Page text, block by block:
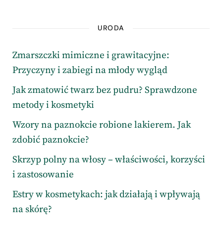
URODA
Zmarszczki mimiczne i grawitacyjne:
Przyczyny i zabiegi na młody wygląd
Jak zmatowić twarz bez pudru? Sprawdzone
metody i kosmetyki
Wzory na paznokcie robione lakierem. Jak
zdobić paznokcie?
Skrzyp polny na włosy – właściwości, korzyści
i zastosowanie
Estry w kosmetykach: jak działają i wpływają
na skórę?